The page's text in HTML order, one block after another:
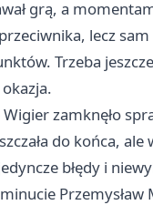
grą, a
lecz
Trzeba
zamknęło
do końca,
błędy i
Przemysław